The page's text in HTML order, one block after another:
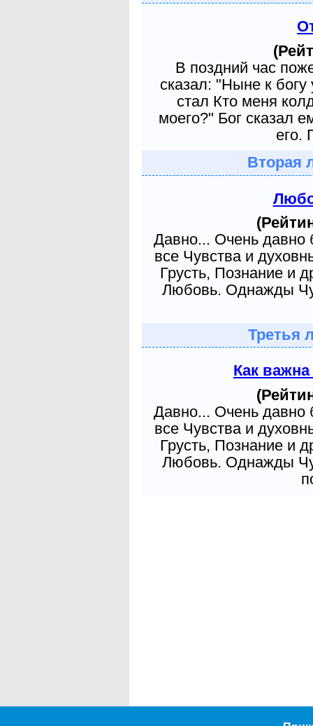
В поздний час
сказал: "Ныне к
стал Кто меня
моего?" Бог сказал
его.
Вторая
Давно... Очень давно
все Чувства и
Грусть, Познание и
Любовь. Однажды
Третья
Как
Давно... Очень давно
все Чувства и
Грусть, Познание и
Любовь. Однажды